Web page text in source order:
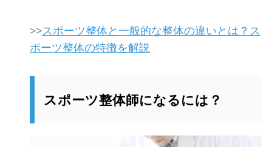
>>スポーツ整体と一般的な整体の違いとは？ス
ポーツ整体の特徴を解説
スポーツ整体師になるには？